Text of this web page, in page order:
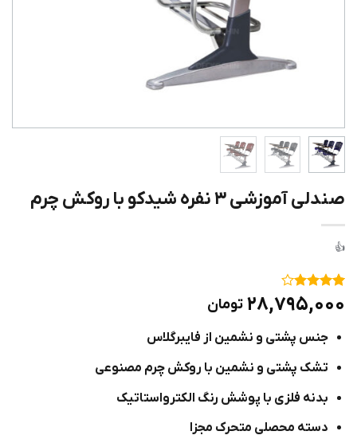
صندلی آموزشی ۳ نفره شیدکو با روکش چرم
امتیاز
۴
از ۵
۱
مشتری
۲۸,۷۹۵,۰۰۰ تومان
جنس پشتی و نشمین از فایبرگلاس
تشک پشتی و نشمین با روکش چرم مصنوعی
بدنه فلزی با پوشش رنگ الکترواستاتیک
دسته محصلی متحرک مجزا